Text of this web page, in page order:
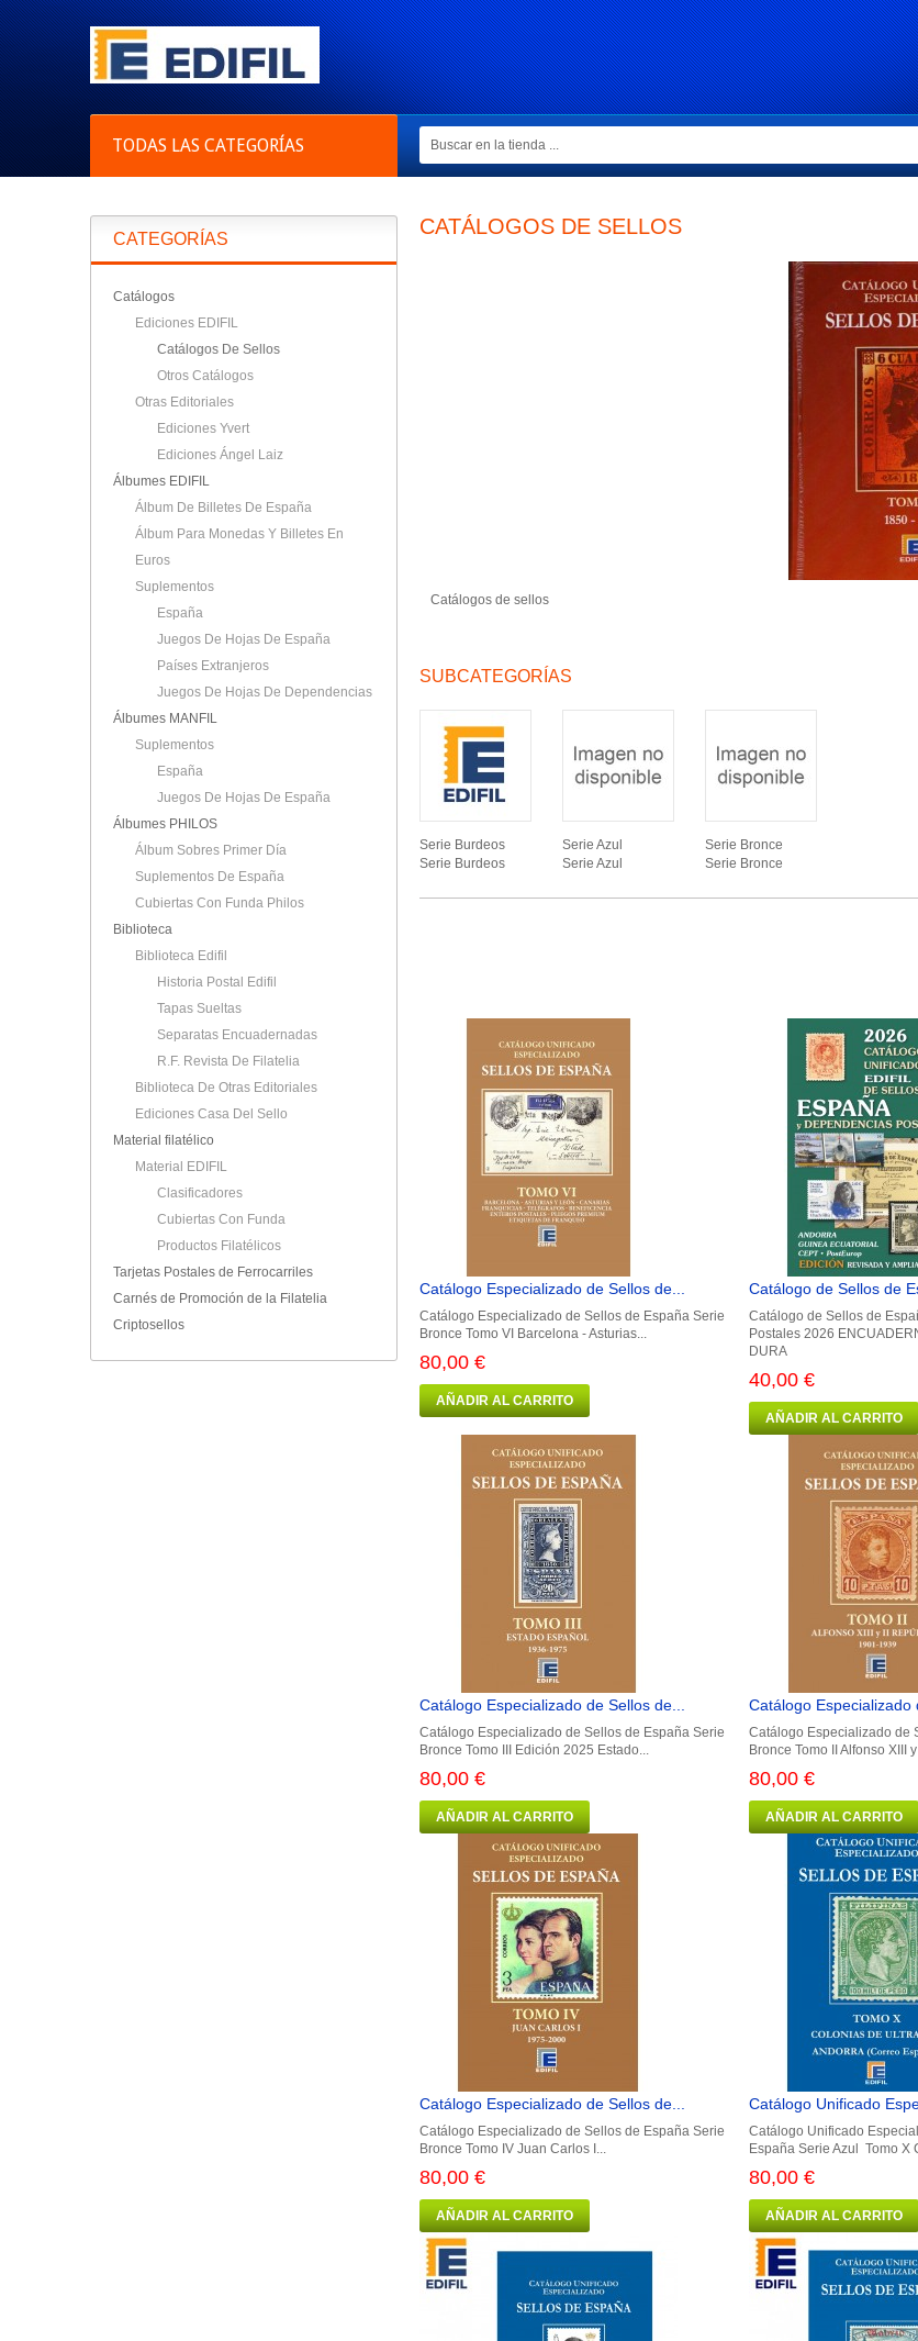
TODAS LAS CATEGORÍAS
CATEGORÍAS
Catálogos
Ediciones EDIFIL
Catálogos De Sellos
Otros Catálogos
Otras Editoriales
Ediciones Yvert
Ediciones Ángel Laiz
Álbumes EDIFIL
Álbum De Billetes De España
Álbum Para Monedas Y Billetes En
Euros
Suplementos
España
Juegos De Hojas De España
Países Extranjeros
Juegos De Hojas De Dependencias
Álbumes MANFIL
Suplementos
España
Juegos De Hojas De España
Álbumes PHILOS
Álbum Sobres Primer Día
Suplementos De España
Cubiertas Con Funda Philos
Biblioteca
Biblioteca Edifil
Historia Postal Edifil
Tapas Sueltas
Separatas Encuadernadas
R.F. Revista De Filatelia
Biblioteca De Otras Editoriales
Ediciones Casa Del Sello
Material filatélico
Material EDIFIL
Clasificadores
Cubiertas Con Funda
Productos Filatélicos
Tarjetas Postales de Ferrocarriles
Carnés de Promoción de la Filatelia
Criptosellos
CATÁLOGOS DE SELLOS
Catálogos de sellos
SUBCATEGORÍAS
Serie Burdeos
Serie Burdeos
Serie Azul
Serie Azul
Serie Bronce
Serie Bronce
Catálogo Especializado de Sellos de...
Catálogo Especializado de Sellos de España Serie
Bronce Tomo VI Barcelona - Asturias...
80,00 €
AÑADIR AL CARRITO
Catálogo de Sellos de
Catálogo de Sellos de
Postales 2026
DURA
40,00 €
AÑADIR AL CARRITO
Catálogo Especializado de Sellos de...
Catálogo Especializado de Sellos de España Serie
Bronce Tomo III Edición 2025 Estado...
80,00 €
AÑADIR AL CARRITO
Catálogo Especializado
Catálogo Especializado de
Bronce Tomo II Alfonso XIII
80,00 €
AÑADIR AL CARRITO
Catálogo Especializado de Sellos de...
Catálogo Especializado de Sellos de España Serie
Bronce Tomo IV Juan Carlos I...
80,00 €
AÑADIR AL CARRITO
Catálogo Unificado
Catálogo Unificado
España Serie Azul Tomo X
80,00 €
AÑADIR AL CARRITO